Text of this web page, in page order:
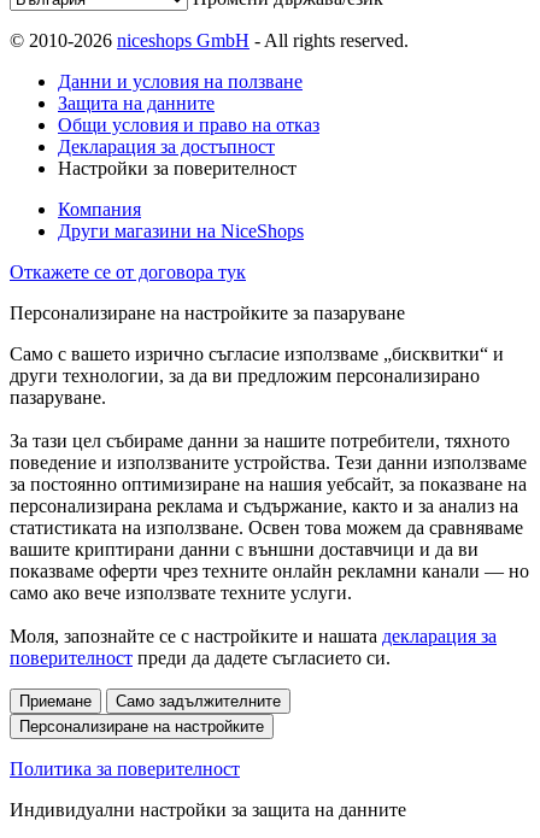
© 2010-2026 niceshops GmbH - All rights reserved.
Данни и условия на ползване
Защита на данните
Общи условия и право на отказ
Декларация за достъпност
Настройки за поверителност
Компания
Други магазини на NiceShops
Откажете се от договора тук
Персонализиране на настройките за пазаруване
Само с вашето изрично съгласие използваме „бисквитки“ и
други технологии, за да ви предложим персонализирано
пазаруване.
За тази цел събираме данни за нашите потребители, тяхното
поведение и използваните устройства. Тези данни използваме
за постоянно оптимизиране на нашия уебсайт, за показване на
персонализирана реклама и съдържание, както и за анализ на
статистиката на използване. Освен това можем да сравняваме
вашите криптирани данни с външни доставчици и да ви
показваме оферти чрез техните онлайн рекламни канали — но
само ако вече използвате техните услуги.
Моля, запознайте се с настройките и нашата декларация за
поверителност преди да дадете съгласието си.
Приемане
Само задължителните
Персонализиране на настройките
Политика за поверителност
Индивидуални настройки за защита на данните